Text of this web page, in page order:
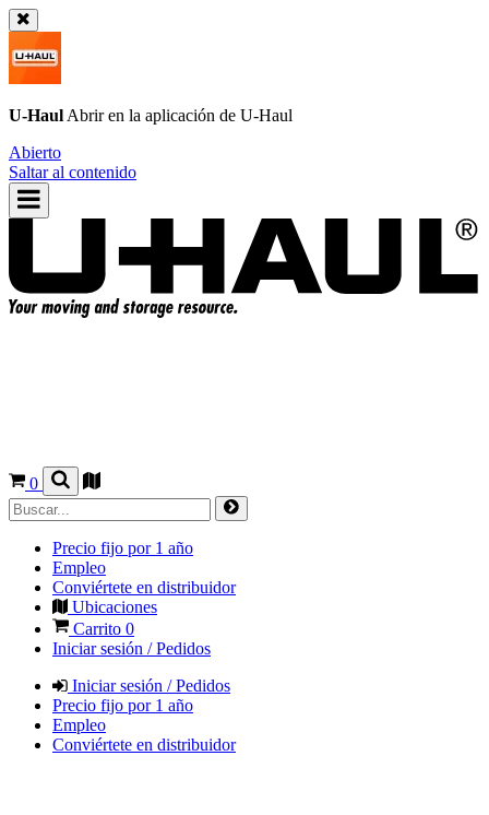
U-Haul Abrir en la aplicación de U-Haul
Abierto
Saltar al contenido
0
Precio fijo por 1 año
Empleo
Conviértete en distribuidor
Ubicaciones
Carrito 0
Iniciar sesión / Pedidos
Iniciar sesión / Pedidos
Precio fijo por 1 año
Empleo
Conviértete en distribuidor